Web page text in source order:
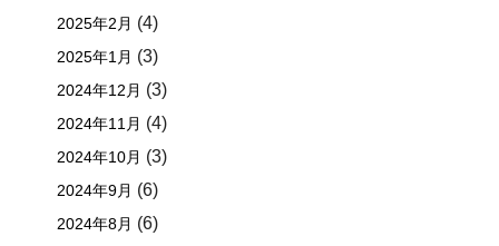
2025年2月 (4)
2025年1月 (3)
2024年12月 (3)
2024年11月 (4)
2024年10月 (3)
2024年9月 (6)
2024年8月 (6)